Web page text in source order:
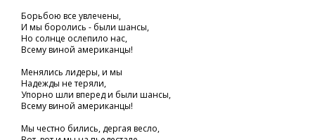
Борьбою все увлечены,
И мы боролись - были шансы,
Но солнце ослепило нас,
Всему виной американцы!
Менялись лидеры, и мы
Надежды не теряли,
Упорно шли вперед и были шансы,
Всему виной американцы!
Мы честно бились, дергая весло,